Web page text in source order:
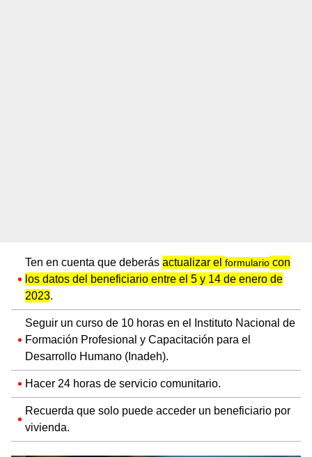
Ten en cuenta que deberás actualizar el formulario con
los datos del beneficiario entre el 5 y 14 de enero de
2023.
Seguir un curso de 10 horas en el Instituto Nacional de
Formación Profesional y Capacitación para el
Desarrollo Humano (Inadeh).
Hacer 24 horas de servicio comunitario.
Recuerda que solo puede acceder un beneficiario por
vivienda.